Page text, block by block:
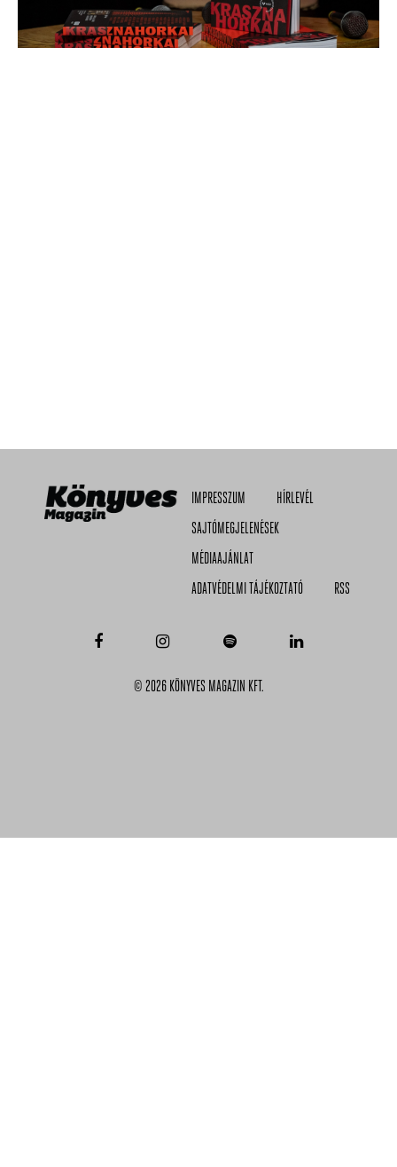
IMPRESSZUM
HÍRLEVÉL
SAJTÓMEGJELENÉSEK
MÉDIAAJÁNLAT
ADATVÉDELMI TÁJÉKOZTATÓ
RSS
© 2026 KÖNYVES MAGAZIN KFT.